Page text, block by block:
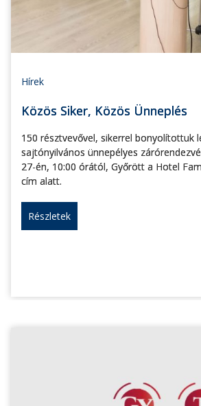
Hírek
Közös Siker, Közös Ünneplés
150 résztvevővel, sikerrel bonyolítottuk
sajtónyilvános ünnepélyes
27-én, 10:00 órától, Győrött a Hotel
cím alatt.
Részletek